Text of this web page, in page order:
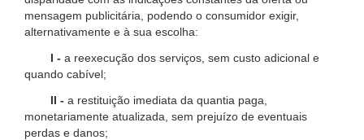
mensagem publicitária, podendo o consumidor exigir,
alternativamente e à sua escolha:
I - a reexecução dos serviços, sem custo adicional e
quando cabível;
II - a restituição imediata da quantia paga,
monetariamente atualizada, sem prejuízo de eventuais
perdas e danos;